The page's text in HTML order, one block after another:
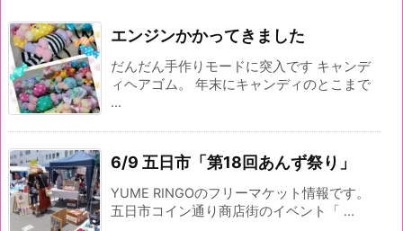
エンジンかかってきました
だんだん手作りモードに突入です キャンデ
ィヘアゴム。 年末にキャンディのとこまで
...
6/9 五日市「第18回あんず祭り」
YUME RINGOのフリーマケット情報です。
五日市コイン通り商店街のイベント「 ...